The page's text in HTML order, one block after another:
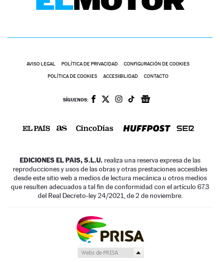
AVISO LEGAL POLÍTICA DE PRIVACIDAD CONFIGURACIÓN DE COOKIES
POLÍTICA DE COOKIES ACCESIBILIDAD CONTACTO
SÍGUENOS:
EDICIONES EL PAIS, S.L.U. realiza una reserva expresa de las
reproducciones y usos de las obras y otras prestaciones accesibles
desde este sitio web a medios de lectura mecánica u otros medios
que resulten adecuados a tal fin de conformidad con el artículo 67.3
del Real Decreto-ley 24/2021, de 2 de noviembre.